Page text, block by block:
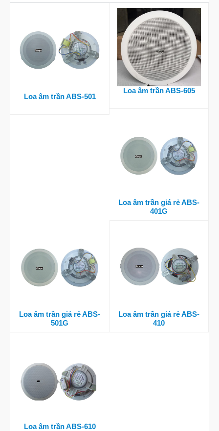
Loa âm trần ABS-501
Loa âm trần ABS-605
Loa âm trần giá rẻ ABS-
401G
Loa âm trần giá rẻ ABS-
501G
Loa âm trần giá rẻ ABS-
410
Loa âm trần ABS-610